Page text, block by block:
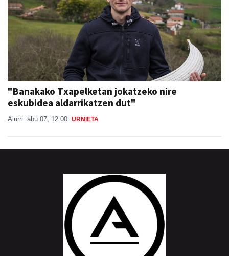
"Banakako Txapelketan jokatzeko nire
eskubidea aldarrikatzen dut"
Aiurri abu 07, 12:00 URNIETA